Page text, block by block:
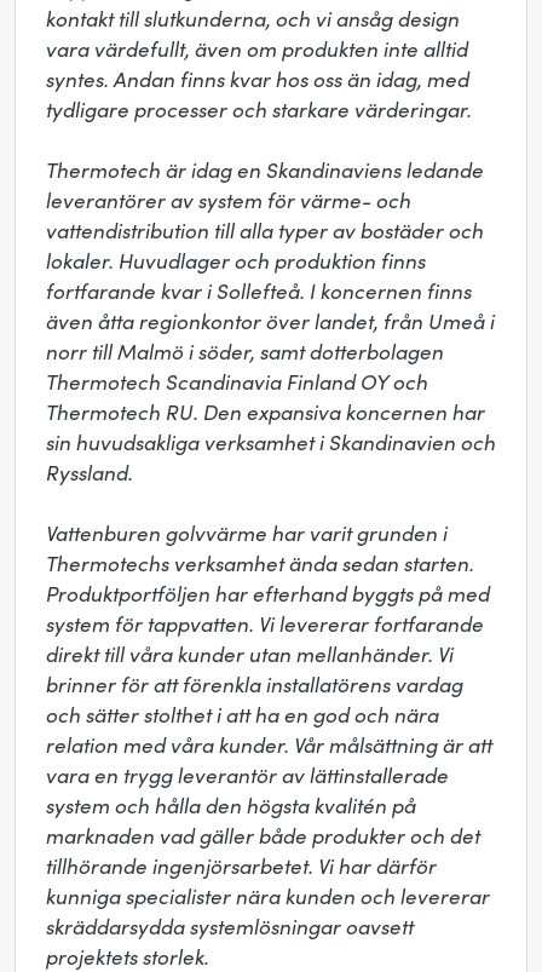
kontakt till slutkunderna, och vi ansåg design
vara värdefullt, även om produkten inte alltid
syntes. Andan finns kvar hos oss än idag, med
tydligare processer och starkare värderingar.
Thermotech är idag en Skandinaviens ledande
leverantörer av system för värme- och
vattendistribution till alla typer av bostäder och
lokaler. Huvudlager och produktion finns
fortfarande kvar i Sollefteå. I koncernen finns
även åtta regionkontor över landet, från Umeå i
norr till Malmö i söder, samt dotterbolagen
Thermotech Scandinavia Finland OY och
Thermotech RU. Den expansiva koncernen har
sin huvudsakliga verksamhet i Skandinavien och
Ryssland.
Vattenburen golvvärme har varit grunden i
Thermotechs verksamhet ända sedan starten.
Produktportföljen har efterhand byggts på med
system för tappvatten. Vi levererar fortfarande
direkt till våra kunder utan mellanhänder. Vi
brinner för att förenkla installatörens vardag
och sätter stolthet i att ha en god och nära
relation med våra kunder. Vår målsättning är att
vara en trygg leverantör av lättinstallerade
system och hålla den högsta kvalitén på
marknaden vad gäller både produkter och det
tillhörande ingenjörsarbetet. Vi har därför
kunniga specialister nära kunden och levererar
skräddarsydda systemlösningar oavsett
projektets storlek.